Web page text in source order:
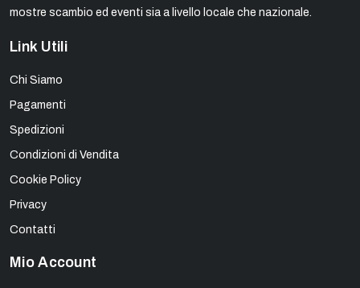
mostre scambio ed eventi sia a livello locale che nazionale.
Link Utili
Chi Siamo
Pagamenti
Spedizioni
Condizioni di Vendita
Cookie Policy
Privacy
Contatti
Mio Account